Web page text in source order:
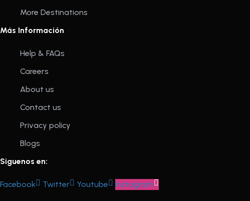
More Destinations
Más Información
Help & FAQs
Careers
About us
Contact us
Privacy policy
Blogs
Siguenos en:
Facebook Twitter Youtube Instagram